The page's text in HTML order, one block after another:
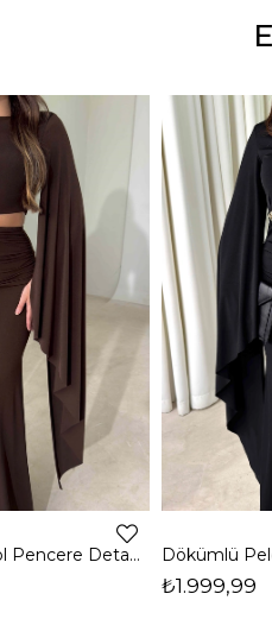
Dökümlü Pelerin Kol Pencere Detaylı Maxi Kahverengi Arlev Kadın Elbise 26Y511
₺1.999,99